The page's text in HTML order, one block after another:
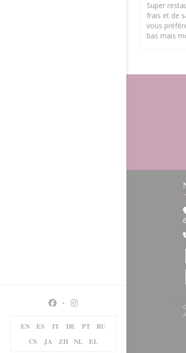
Facebook ((ouvre une nouvelle
Instagram ((ouvre une
EN ES IT DE PT
RU
CS
JA ZH NL EL
Super
frais et de
vous
bas mais